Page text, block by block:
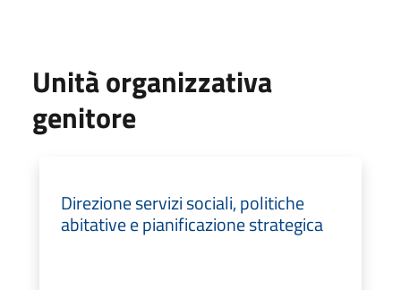
Unità organizzativa
genitore
Direzione servizi sociali, politiche
abitative e pianificazione strategica